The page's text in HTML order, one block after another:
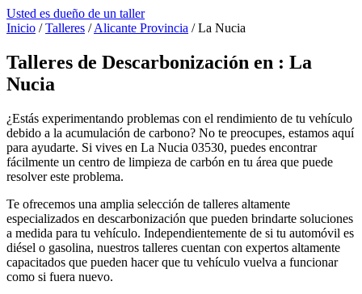
Usted es dueño de un taller
Inicio /Talleres /Alicante Provincia /La Nucia
Talleres de Descarbonización en : La
Nucia
¿Estás experimentando problemas con el rendimiento de tu vehículo
debido a la acumulación de carbono? No te preocupes, estamos aquí
para ayudarte. Si vives en La Nucia 03530, puedes encontrar
fácilmente un centro de limpieza de carbón en tu área que puede
resolver este problema.
Te ofrecemos una amplia selección de talleres altamente
especializados en descarbonización que pueden brindarte soluciones
a medida para tu vehículo. Independientemente de si tu automóvil es
diésel o gasolina, nuestros talleres cuentan con expertos altamente
capacitados que pueden hacer que tu vehículo vuelva a funcionar
como si fuera nuevo.